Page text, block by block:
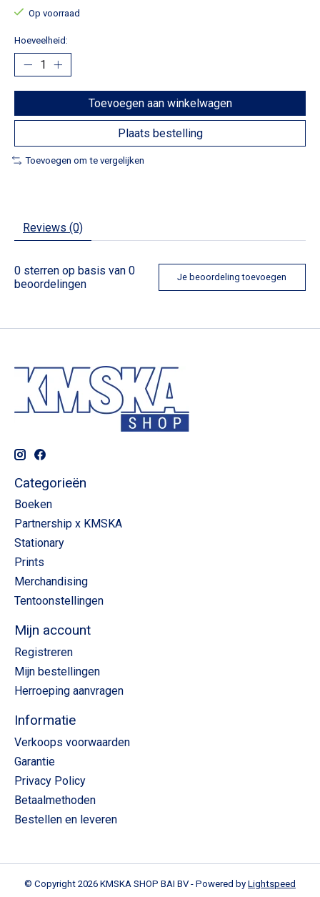
Op voorraad
Hoeveelheid:
Toevoegen aan winkelwagen
Plaats bestelling
Toevoegen om te vergelijken
Reviews (0)
0 sterren op basis van 0
beoordelingen
Je beoordeling toevoegen
Categorieën
Boeken
Partnership x KMSKA
Stationary
Prints
Merchandising
Tentoonstellingen
Mijn account
Registreren
Mijn bestellingen
Herroeping aanvragen
Informatie
Verkoops voorwaarden
Garantie
Privacy Policy
Betaalmethoden
Bestellen en leveren
© Copyright 2026 KMSKA SHOP BAI BV - Powered by Lightspeed